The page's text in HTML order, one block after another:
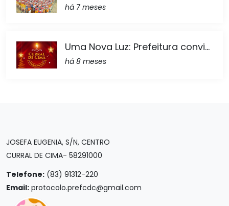
há 7 meses
Uma Nova Luz: Prefeitura convi...
há 8 meses
JOSEFA EUGENIA, S/N, CENTRO
CURRAL DE CIMA- 58291000
Telefone: (83) 91312-220
Email: protocolo.prefcdc@gmail.com